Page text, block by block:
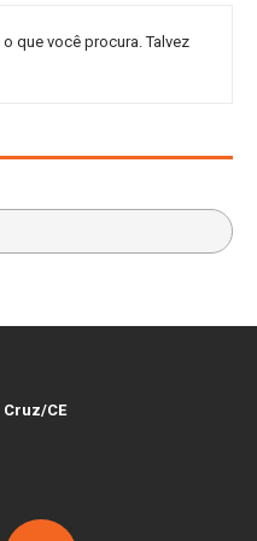
que você procura. Talvez
Cruz/CE